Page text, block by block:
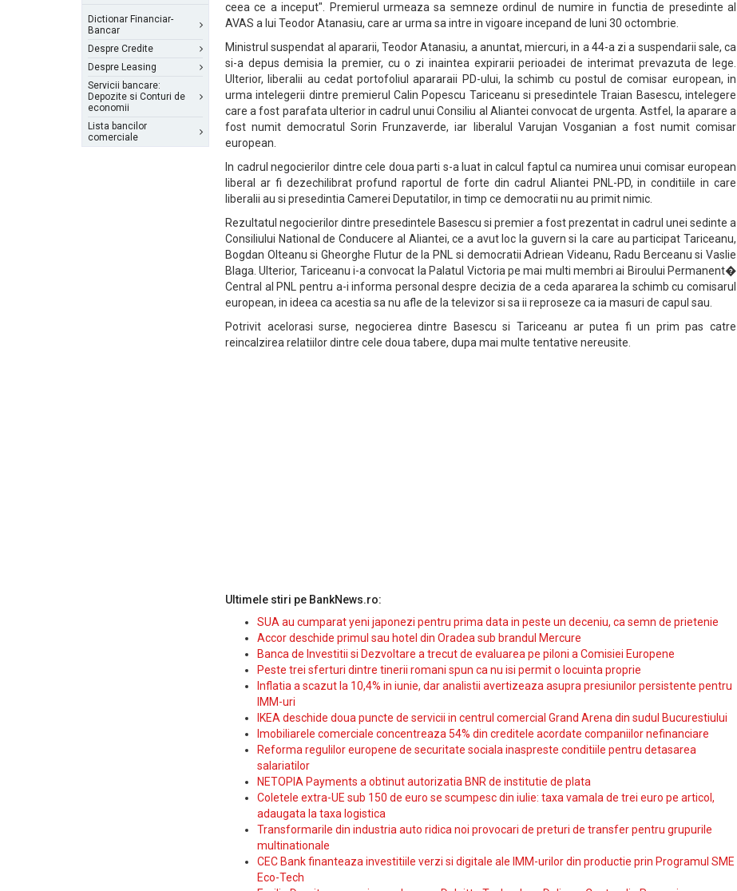
Dictionar Financiar-
Bancar
Despre Credite
Despre Leasing
Servicii bancare:
Depozite si Conturi de
economii
Lista bancilor
comerciale
ceea ce a inceput". Premierul urmeaza sa semneze ordinul de numire in functia de presedinte al
AVAS a lui Teodor Atanasiu, care ar urma sa intre in vigoare incepand de luni 30 octombrie.
Ministrul suspendat al apararii, Teodor Atanasiu, a anuntat, miercuri, in a 44-a zi a suspendarii sale, ca
si-a depus demisia la premier, cu o zi inaintea expirarii perioadei de interimat prevazuta de lege.
Ulterior, liberalii au cedat portofoliul apararaii PD-ului, la schimb cu postul de comisar european, in
urma intelegerii dintre premierul Calin Popescu Tariceanu si presedintele Traian Basescu, intelegere
care a fost parafata ulterior in cadrul unui Consiliu al Aliantei convocat de urgenta. Astfel, la aparare a
fost numit democratul Sorin Frunzaverde, iar liberalul Varujan Vosganian a fost numit comisar
european.
In cadrul negocierilor dintre cele doua parti s-a luat in calcul faptul ca numirea unui comisar european
liberal ar fi dezechilibrat profund raportul de forte din cadrul Aliantei PNL-PD, in conditiile in care
liberalii au si presedintia Camerei Deputatilor, in timp ce democratii nu au primit nimic.
Rezultatul negocierilor dintre presedintele Basescu si premier a fost prezentat in cadrul unei sedinte a
Consiliului National de Conducere al Aliantei, ce a avut loc la guvern si la care au participat Tariceanu,
Bogdan Olteanu si Gheorghe Flutur de la PNL si democratii Adriean Videanu, Radu Berceanu si Vaslie
Blaga. Ulterior, Tariceanu i-a convocat la Palatul Victoria pe mai multi membri ai Biroului Permanent�
Central al PNL pentru a-i informa personal despre decizia de a ceda apararea la schimb cu comisarul
european, in ideea ca acestia sa nu afle de la televizor si sa ii reproseze ca ia masuri de capul sau.
Potrivit acelorasi surse, negocierea dintre Basescu si Tariceanu ar putea fi un prim pas catre
reincalzirea relatiilor dintre cele doua tabere, dupa mai multe tentative nereusite.
Ultimele stiri pe BankNews.ro:
SUA au cumparat yeni japonezi pentru prima data in peste un deceniu, ca semn de prietenie
Accor deschide primul sau hotel din Oradea sub brandul Mercure
Banca de Investitii si Dezvoltare a trecut de evaluarea pe piloni a Comisiei Europene
Peste trei sferturi dintre tinerii romani spun ca nu isi permit o locuinta proprie
Inflatia a scazut la 10,4% in iunie, dar analistii avertizeaza asupra presiunilor persistente pentru
IMM-uri
IKEA deschide doua puncte de servicii in centrul comercial Grand Arena din sudul Bucurestiului
Imobiliarele comerciale concentreaza 54% din creditele acordate companiilor nefinanciare
Reforma regulilor europene de securitate sociala inaspreste conditiile pentru detasarea
salariatilor
NETOPIA Payments a obtinut autorizatia BNR de institutie de plata
Coletele extra-UE sub 150 de euro se scumpesc din iulie: taxa vamala de trei euro pe articol,
adaugata la taxa logistica
Transformarile din industria auto ridica noi provocari de preturi de transfer pentru grupurile
multinationale
CEC Bank finanteaza investitiile verzi si digitale ale IMM-urilor din productie prin Programul SME
Eco-Tech